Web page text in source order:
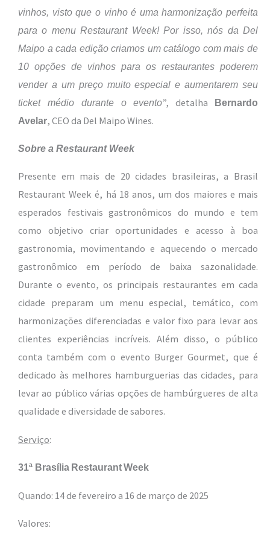
vinhos, visto que o vinho é uma harmonização perfeita
para o menu Restaurant Week! Por isso, nós da Del
Maipo a cada edição criamos um catálogo com mais de
10 opções de vinhos para os restaurantes poderem
vender a um preço muito especial e aumentarem seu
ticket médio durante o evento”, detalha
Bernardo
Avelar, CEO da Del Maipo Wines.
Sobre a Restaurant Week
Presente em mais de 20 cidades brasileiras, a Brasil
Restaurant Week é, há 18 anos, um dos maiores e mais
esperados festivais gastronômicos do mundo e tem
como objetivo criar oportunidades e acesso à boa
gastronomia, movimentando e aquecendo o mercado
gastronômico em período de baixa sazonalidade.
Durante o evento, os principais restaurantes em cada
cidade preparam um menu especial, temático, com
harmonizações diferenciadas e valor fixo para levar aos
clientes experiências incríveis. Além disso, o público
conta também com o evento Burger Gourmet, que é
dedicado às melhores hamburguerias das cidades, para
levar ao público várias opções de hambúrgueres de alta
qualidade e diversidade de sabores.
Serviço:
31ª Brasília RestaurantWeek
Quando: 14 de fevereiro a 16 de março de 2025
Valores: